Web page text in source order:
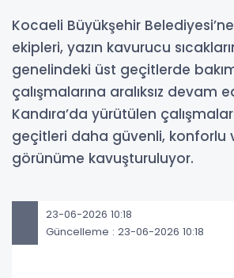
Kocaeli Büyükşehir Belediyesi’ne
ekipleri, yazın kavurucu
genelindeki üst geçitlerde
çalışmalarına aralıksız devam
Kandıra’da yürütülen
geçitleri daha güvenli, konforlu
görünüme kavuşturuluyor.
23-06-2026 10:18
Güncelleme : 23-06-2026 10:18